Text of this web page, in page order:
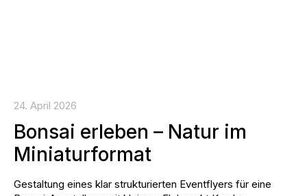
24. April 2026
Bonsai erleben – Natur im
Miniaturformat
Gestaltung eines klar strukturierten Eventflyers für eine